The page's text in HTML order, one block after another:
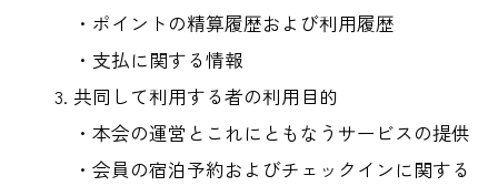
・ポイントの精算履歴および利用履歴
・支払に関する情報
共同して利用する者の利用目的
・本会の運営とこれにともなうサービスの提供
・会員の宿泊予約およびチェックインに関する